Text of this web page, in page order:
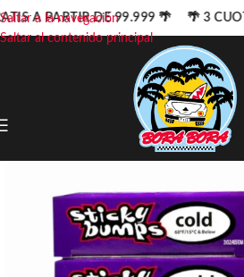
Saltar a la navegación
Saltar al contenido principal
A PARTIR DE 99.999 🌴 🌴 3